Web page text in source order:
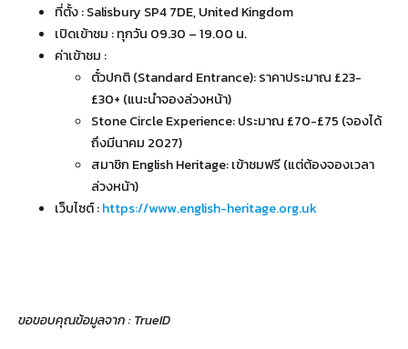
ที่ตั้ง : Salisbury SP4 7DE, United Kingdom
เปิดเข้าชม : ทุกวัน 09.30 – 19.00 น.
ค่าเข้าชม :
ตั๋วปกติ (Standard Entrance): ราคาประมาณ £23-
£30+ (แนะนำจองล่วงหน้า)
Stone Circle Experience: ประมาณ £70-£75 (จองได้
ถึงมีนาคม 2027)
สมาชิก English Heritage: เข้าชมฟรี (แต่ต้องจองเวลา
ล่วงหน้า)
เว็บไซต์ :https://www.english-heritage.org.uk
ขอขอบคุณข้อมูลจาก : TrueID